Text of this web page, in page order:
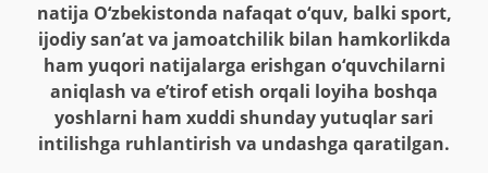
natija O‘zbekistonda nafaqat o‘quv, balki sport,
ijodiy san’at va jamoatchilik bilan hamkorlikda
ham yuqori natijalarga erishgan o‘quvchilarni
aniqlash va e’tirof etish orqali loyiha boshqa
yoshlarni ham xuddi shunday yutuqlar sari
intilishga ruhlantirish va undashga qaratilgan.